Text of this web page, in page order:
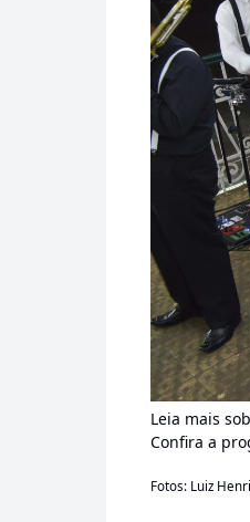
Leia mais
Confira a
Fotos: Luiz